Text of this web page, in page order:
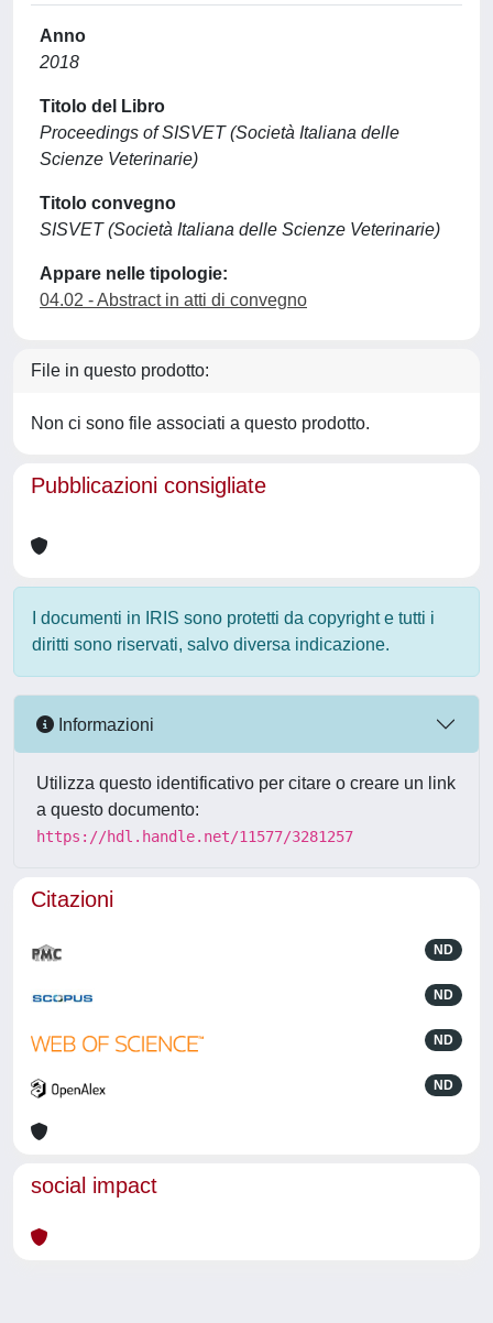
Anno
2018
Titolo del Libro
Proceedings of SISVET (Società Italiana delle
Scienze Veterinarie)
Titolo convegno
SISVET (Società Italiana delle Scienze Veterinarie)
Appare nelle tipologie:
04.02 - Abstract in atti di convegno
File in questo prodotto:
Non ci sono file associati a questo prodotto.
Pubblicazioni consigliate
I documenti in IRIS sono protetti da copyright e tutti i
diritti sono riservati, salvo diversa indicazione.
Informazioni
Utilizza questo identificativo per citare o creare un link
a questo documento:
https://hdl.handle.net/11577/3281257
Citazioni
ND
ND
ND
ND
social impact